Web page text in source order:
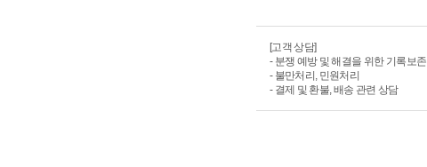
[고객 상담]
- 분쟁 예방 및 해결을 위한 기록보존
- 불만처리, 민원처리
- 결제 및 환불, 배송 관련 상담